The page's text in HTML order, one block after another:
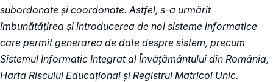
subordonate și coordonate. Astfel, s-a urmărit
îmbunătățirea și introducerea de noi sisteme informatice
care permit generarea de date despre sistem, precum
Sistemul Informatic Integrat al Învăţământului din România,
Harta Riscului Educațional și Registrul Matricol Unic.